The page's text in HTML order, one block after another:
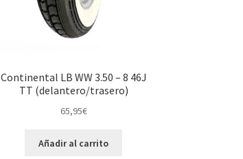
Continental LB WW 3.50 – 8 46J
TT (delantero/trasero)
65,95€
Añadir al carrito